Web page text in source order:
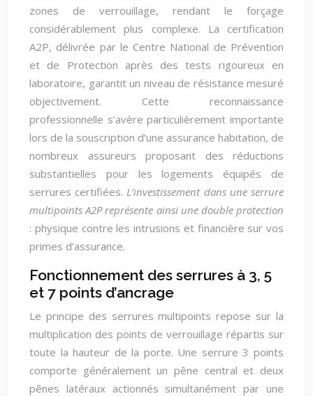
zones de verrouillage, rendant le forçage
considérablement plus complexe. La certification
A2P, délivrée par le Centre National de Prévention
et de Protection après des tests rigoureux en
laboratoire, garantit un niveau de résistance mesuré
objectivement. Cette reconnaissance
professionnelle s’avère particulièrement importante
lors de la souscription d’une assurance habitation, de
nombreux assureurs proposant des réductions
substantielles pour les logements équipés de
serrures certifiées.L’investissement dans une serrure
multipoints A2P représente ainsi une double protection
: physique contre les intrusions et financière sur vos
primes d’assurance.
Fonctionnement des serrures à 3, 5
et 7 points d’ancrage
Le principe des serrures multipoints repose sur la
multiplication des points de verrouillage répartis sur
toute la hauteur de la porte. Une serrure 3 points
comporte généralement un pêne central et deux
pênes latéraux actionnés simultanément par une